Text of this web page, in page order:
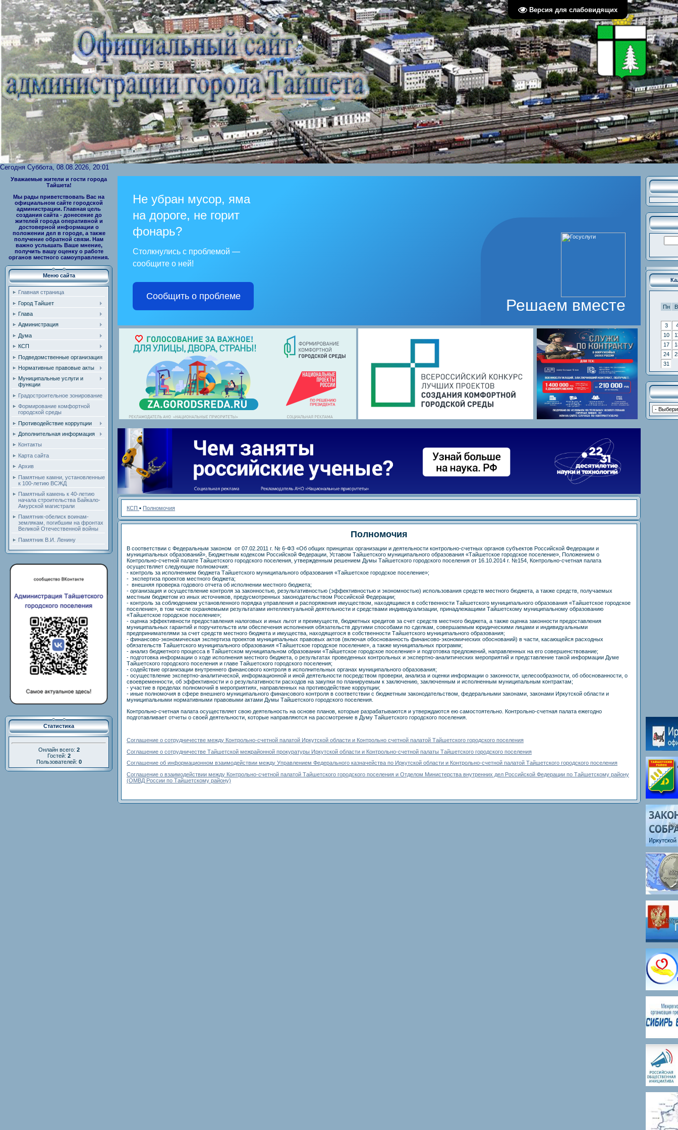
Версия для слабовидящих
Сегодня Суббота, 08.08.2026, 20:01
Уважаемые жители и гости города
Тайшета!
Мы рады приветствовать Вас на
официальном сайте городской
администрации. Главная цель
создания сайта - донесение до
жителей города оперативной и
достоверной информации о
положении дел в городе, а также
получение обратной связи. Нам
важно услышать Ваше мнение,
получить вашу оценку о работе
органов местного самоуправления.
Меню сайта
Главная страница
Город Тайшет
Глава
Администрация
Дума
КСП
Подведомственные организации
Нормативные правовые акты
Муниципальные услуги и
функции
Градостроительное зонирование
Формирование комфортной
городской среды
Противодействие коррупции
Дополнительная информация
Контакты
Карта сайта
Архив
Памятные камни, установленные
к 100-летию ВСЖД
Памятный камень к 40-летию
начала строительства Байкало-
Амурской магистрали
Памятник-обелиск воинам-
землякам, погибшим на фронтах
Великой Отечественной войны
Памятник В.И. Ленину
Статистика
Онлайн всего: 2
Гостей: 2
Пользователей: 0
Решаем вместе
Не убран мусор, яма
на дороге, не горит
фонарь?
Столкнулись с проблемой —
сообщите о ней!
Сообщить о проблеме
КСП ▪ Полномочия
Полномочия
В соответствии с Федеральным законом от 07.02.2011 г. № 6-ФЗ «Об общих принципах организации и деятельности контрольно-счетных органов субъектов Российской Федерации и
муниципальных образований», Бюджетным кодексом Российской Федерации, Уставом Тайшетского муниципального образования «Тайшетское городское поселение», Положением о
Контрольно-счетной палате Тайшетского городского поселения, утвержденным решением Думы Тайшетского городского поселения от 16.10.2014 г. №154, Контрольно-счетная палата
осуществляет следующие полномочия:
- контроль за исполнением бюджета Тайшетского муниципального образования «Тайшетское городское поселение»;
- экспертиза проектов местного бюджета;
- внешняя проверка годового отчета об исполнении местного бюджета;
- организация и осуществление контроля за законностью, результативностью (эффективностью и экономностью) использования средств местного бюджета, а также средств, получаемых
местным бюджетом из иных источников, предусмотренных законодательством Российской Федерации;
- контроль за соблюдением установленного порядка управления и распоряжения имуществом, находящимся в собственности Тайшетского муниципального образования «Тайшетское городское
поселение», в том числе охраняемыми результатами интеллектуальной деятельности и средствами индивидуализации, принадлежащими Тайшетскому муниципальному образованию
«Тайшетское городское поселение»;
- оценка эффективности предоставления налоговых и иных льгот и преимуществ, бюджетных кредитов за счет средств местного бюджета, а также оценка законности предоставления
муниципальных гарантий и поручительств или обеспечения исполнения обязательств другими способами по сделкам, совершаемым юридическими лицами и индивидуальными
предпринимателями за счет средств местного бюджета и имущества, находящегося в собственности Тайшетского муниципального образования;
- финансово-экономическая экспертиза проектов муниципальных правовых актов (включая обоснованность финансово-экономических обоснований) в части, касающейся расходных
обязательств Тайшетского муниципального образования «Тайшетское городское поселение», а также муниципальных программ;
- анализ бюджетного процесса в Тайшетском муниципальном образовании «Тайшетское городское поселение» и подготовка предложений, направленных на его совершенствование;
- подготовка информации о ходе исполнения местного бюджета, о результатах проведенных контрольных и экспертно-аналитических мероприятий и представление такой информации Думе
Тайшетского городского поселения и главе Тайшетского городского поселения;
- содействие организации внутреннего финансового контроля в исполнительных органах муниципального образования;
- осуществление экспертно-аналитической, информационной и иной деятельности посредством проверки, анализа и оценки информации о законности, целесообразности, об обоснованности, о
своевременности, об эффективности и о результативности расходов на закупки по планируемым к заключению, заключенным и исполненным муниципальным контрактам;
- участие в пределах полномочий в мероприятиях, направленных на противодействие коррупции;
- иные полномочия в сфере внешнего муниципального финансового контроля в соответствии с бюджетным законодательством, федеральными законами, законами Иркутской области и
муниципальными нормативными правовыми актами Думы Тайшетского городского поселения.
Контрольно-счетная палата осуществляет свою деятельность на основе планов, которые разрабатываются и утверждаются ею самостоятельно. Контрольно-счетная палата ежегодно
подготавливает отчеты о своей деятельности, которые направляются на рассмотрение в Думу Тайшетского городского поселения.
Соглашение о сотрудничестве между Контрольно-счетной палатой Иркутской области и Контрольно счетной палатой Тайшетского городского поселения
Соглашение о сотрудничестве Тайшетской межрайонной прокуратуры Иркутской области и Контрольно-счетной палаты Тайшетского городского поселения
Соглашение об информационном взаимодействии между Управлением Федерального казначейства по Иркутской области и Контрольно-счетной палатой Тайшетского городского поселения
Соглашение о взаимодействии между Контрольно-счетной палатой Тайшетского городского поселения и Отделом Министерства внутренних дел Российской Федерации по Тайшетскому району
(ОМВД России по Тайшетскому району)
Пн
3
10
17
24
31